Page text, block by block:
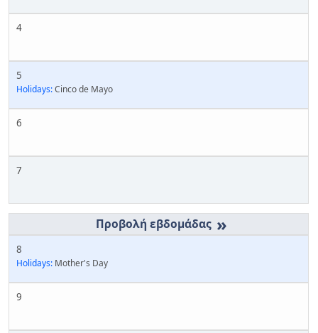
4
5
Holidays:Cinco de Mayo
6
7
»
8
Holidays: Mother's Day
9